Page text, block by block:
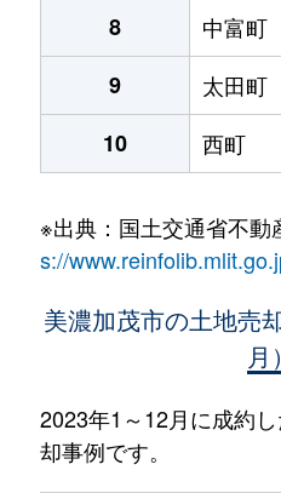
8
中富町
9
太田町
10
西町
※出典：国土交通省不動
s://
美濃加茂市の土地売
月）
2023年1～12月に成約
却事例です。